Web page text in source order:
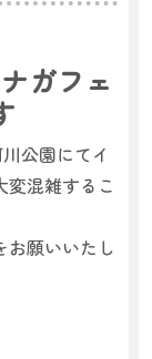
ガフェ
公園にてイ
混雑するこ
お願いいたし